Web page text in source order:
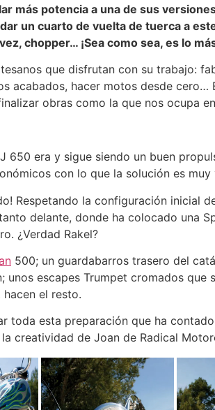
más potencia a una de sus
un cuarto de vuelta de tuerca a
chopper… ¡Sea como sea, es lo
que disfrutan con su trabajo:
acabados, hacer motos desde cero…
obras como la que nos ocupa
650 era y sigue siendo un buen
con lo que la solución es muy
Respetando la configuración inicial
delante, donde ha colocado una
¿Verdad Rakel?
500; un guardabarros trasero del
escapes Trumpet cromados que
el resto.
toda esta preparación que ha
creatividad de Joan de Radical